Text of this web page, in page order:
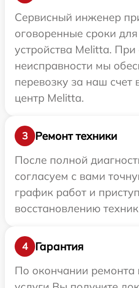
Сервисный инженер
оговоренные сроки
устройства Melitta. При
неисправности мы
перевозку за наш счет
центр Melitta.
3
Ремонт техники
После полной
согласуем с вами
график работ и
восстановлению
4
Гарантия
По окончании ремонта